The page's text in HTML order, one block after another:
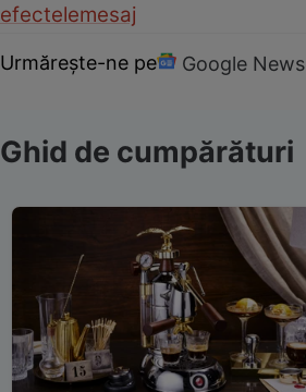
efectelemesaj
Urmărește-ne pe Google News
Ghid de cumpărături